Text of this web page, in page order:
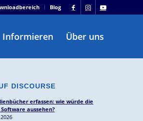
Blog
Informieren Über uns
DISCOURSE
erfassen: wie würde die
aussehen?